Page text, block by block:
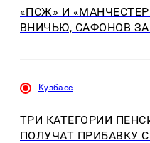
«ПСЖ» И
ВНИЧЬЮ, САФОНОВ
Кузбасс
ТРИ КАТЕГОРИИ
ПОЛУЧАТ ПРИБАВКУ